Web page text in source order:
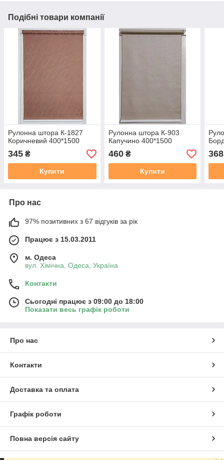
Подібні товари компанії
Рулонна штора К-1827
Коричневий 400*1500
345 ₴
Купити
Рулонна штора К-903
Капучино 400*1500
460₴
Купити
368
Про нас
97% позитивних з 67 відгуків за рік
Працює з 15.03.2011
м. Одеса
вул. Хiмiчна, Одеса, Україна
Контакти
Сьогодні працює з 09:00 до 18:00
Показати весь графік роботи
Про нас
Контакти
Доставка та оплата
Графік роботи
Повна версія сайту